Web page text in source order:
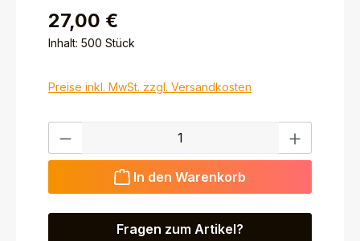
27,00 €
Inhalt: 500 Stück
Preise inkl. MwSt. zzgl. Versandkosten
Produkt Anzahl: Gib den gewünschten Wert ein
In den Warenkorb
Fragen zum Artikel?